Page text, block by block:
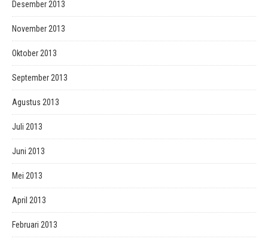
Desember 2013
November 2013
Oktober 2013
September 2013
Agustus 2013
Juli 2013
Juni 2013
Mei 2013
April 2013
Februari 2013